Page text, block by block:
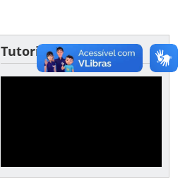
Tutoriais